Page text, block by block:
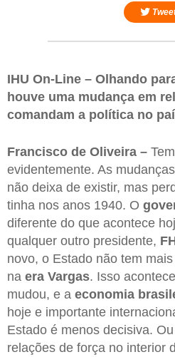
IHU On-Line – Olhando
houve uma mudança em
comandam a política no
Francisco de Oliveira –
evidentemente. As
não deixa de existir, mas
tinha nos anos 1940. O
diferente do que acontece
qualquer outro presidente,
novo, o Estado não tem
na era Vargas. Isso
mudou, e a economia
hoje e importante
Estado é menos decisiva.
relações de força no interior